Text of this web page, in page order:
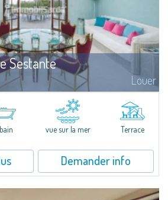
Sestante
Louer
SALE IN PORTO CERVO - MARINAIn the heart of
a waterfront apartment arranged over two
well-distributed spaces, and direct views...
vue sur la mer Terrace
Demander info